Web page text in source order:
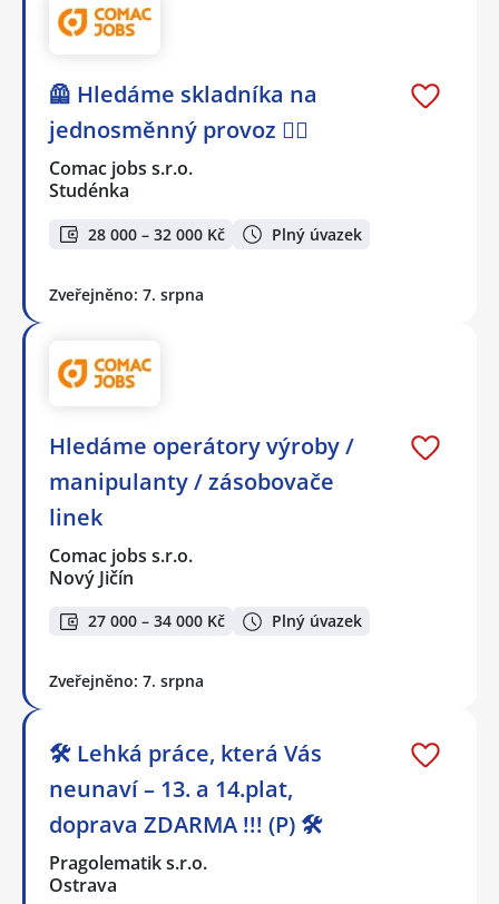
🦺 Hledáme skladníka na
jednosměnný provoz 👷‍♂️
Comac jobs s.r.o.
Studénka
28 000 – 32 000 Kč Plný úvazek
Zveřejněno: 7. srpna
Hledáme operátory výroby /
manipulanty / zásobovače
linek
Comac jobs s.r.o.
Nový Jičín
27 000 – 34 000 Kč Plný úvazek
Zveřejněno: 7. srpna
🛠️ Lehká práce, která Vás
neunaví – 13. a 14.plat,
doprava ZDARMA !!! (P) 🛠️
Pragolematik s.r.o.
Ostrava